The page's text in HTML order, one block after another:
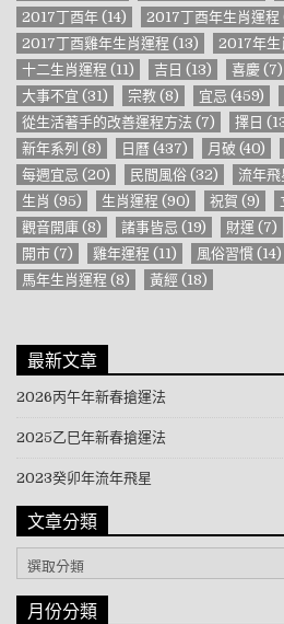
2017丁酉年 (14) 2017丁酉年生肖運程
2017丁酉雞年生肖運程 (13) 2017年生
十二生肖運程 (11) 吉日 (13) 喜慶 (7)
大事不宜 (31) 宗教 (8) 宜忌 (459)
從生活著手的改善運程方法 (7) 擇日
新年系列 (8) 日曆 (437) 月破 (40)
每週宜忌 (20) 民間風俗 (32) 流年飛
生肖 (95) 生肖運程 (90) 祝賀 (9)
觀音開庫 (8) 諸事皆忌 (19) 財運 (7)
開市 (7) 雞年運程 (11) 風俗習慣 (14)
馬年生肖運程 (8) 黃經 (18)
最新文章
2026丙午年新春搶運法
2025乙巳年新春搶運法
2023癸卯年流年飛星
文章分類
文章分類
月份分類